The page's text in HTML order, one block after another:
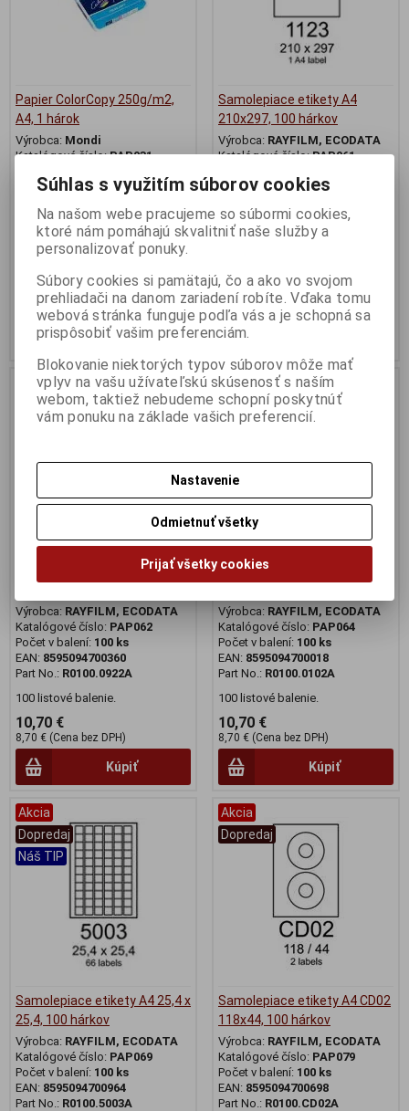
Papier ColorCopy 250g/m2,
A4, 1 hárok
Výrobca: Mondi
Katalógové číslo:PAP031
EAN:9003974443775
Vhodný na farebnú laser. tlač,
hrubší, hladký pololesklý z
oboch strán, v balíku 125 ks,
0,10 €
0,08 € (Cena bez DPH)
Kúpiť
Samolepiace etikety A4
210x297, 100 hárkov
Výrobca: RAYFILM, ECODATA
Katalógové číslo:PAP061
EAN:8595094700445
100 listové balenie.
10,70 €
8,70 € (Cena bez DPH)
Samolepiace etikety A4
Výrobca: RAYFILM, ECODATA
Katalógové číslo: PAP062
Počet v balení: 100 ks
EAN: 8595094700360
Part No.: R0100.0922A
100 listové balenie.
10,70 €
8,70 € (Cena bez DPH)
Kúpiť
Samolepiace etikety A4
Výrobca: RAYFILM, ECODATA
Katalógové číslo: PAP064
Počet v balení: 100 ks
EAN: 8595094700018
Part No.: R0100.0102A
100 listové balenie.
10,70 €
8,70 € (Cena bez DPH)
Kúpiť
Akcia
Dopredaj
Náš TIP
Samolepiace etikety A4 25,4 x
25,4, 100 hárkov
Výrobca: RAYFILM, ECODATA
Katalógové číslo: PAP069
Počet v balení: 100 ks
EAN: 8595094700964
Part No.: R0100.5003A
Akcia
Dopredaj
Samolepiace etikety A4 CD02
118x44, 100 hárkov
Výrobca: RAYFILM, ECODATA
Katalógové číslo: PAP079
Počet v balení: 100 ks
EAN: 8595094700698
Part No.: R0100.CD02A
Súhlas s využitím súborov cookies
Na našom webe pracujeme so súbormi cookies,
ktoré nám pomáhajú skvalitniť naše služby a
personalizovať ponuky.
Súbory cookies si pamätajú, čo a ako vo svojom
prehliadači na danom zariadení robíte. Vďaka tomu
webová stránka funguje podľa vás a je schopná sa
prispôsobiť vašim preferenciám.
Blokovanie niektorých typov súborov môže mať
vplyv na vašu užívateľskú skúsenosť s naším
webom, taktiež nebudeme schopní poskytnúť
vám ponuku na základe vašich preferencií.
Nastavenie
Odmietnuť všetky
Prijať všetky cookies